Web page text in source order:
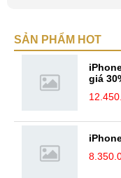
hiểu biết mới mẻ và thú
SẢN PHẨM HOT
giá